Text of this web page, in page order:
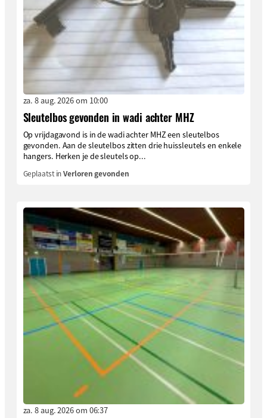
za. 8 aug. 2026 om 10:00
Sleutelbos gevonden in wadi achter MHZ
Op vrijdagavond is in de wadi achter MHZ een sleutelbos
gevonden. Aan de sleutelbos zitten drie huissleutels en enkele
hangers. Herken je de sleutels op...
Geplaatst inVerloren gevonden
za. 8 aug. 2026 om 06:37